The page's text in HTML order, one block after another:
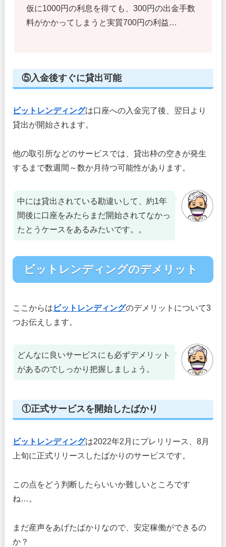
仮に1000円の利息を得ても、300円の出金手数
料がかかってしまうと実質700円の利益…
⑤入金後すぐに貸出可能
ビットレンディングは口座への入金完了後、翌日より
貸出が開始されます。
他の取引所などのサービスでは、貸出枠の空きが発生
するまで数週間～数か月待つ可能性があります。
中には貸出されている勘違いして、約1年
間後に口座をみたらまだ開始されてなかっ
たとうケースをあるみたいです。。
ビットレンディングのデメリット
ここからは ビットレンディングのデメリットについて3
つお伝えします。
どんなに良いサービスにも必ずデメリット
があるのでしっかり把握しましょう。
①正式サービスを開始したばかり
ビットレンディングは2022年2月にプレリリース、8月
上旬に正式リリースしたばかりのサービスです。
この点をどう判断したらいいか難しいところです
ね…。
まだ産声をあげたばかりなので、安定稼働ができるの
か？